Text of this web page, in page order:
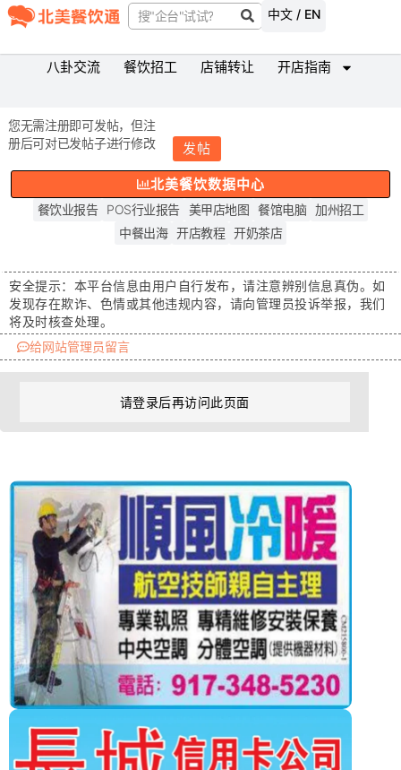
中文 / EN
八卦交流 餐饮招工 店铺转让 开店指南
您无需注册即可发帖，但注
册后可对已发帖子进行修改
发帖
北美餐饮数据中心
餐饮业报告 POS行业报告 美甲店地图 餐馆电脑
加州招工
中餐出海 开店教程 开奶茶店
安全提示： 本平台信息由用户自行发布，请注意辨别信息真伪。如
发现存在欺诈、色情或其他违规内容，请向管理员投诉举报，我们
将及时核查处理。
给网站管理员留言
请登录后再访问此页面